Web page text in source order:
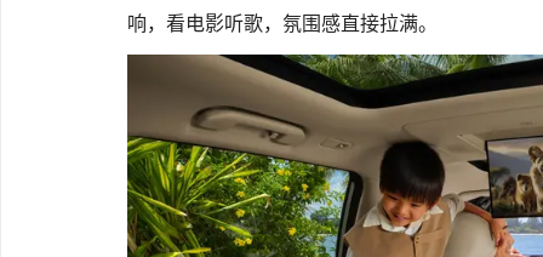
响，看电影听歌，氛围感直接拉满。